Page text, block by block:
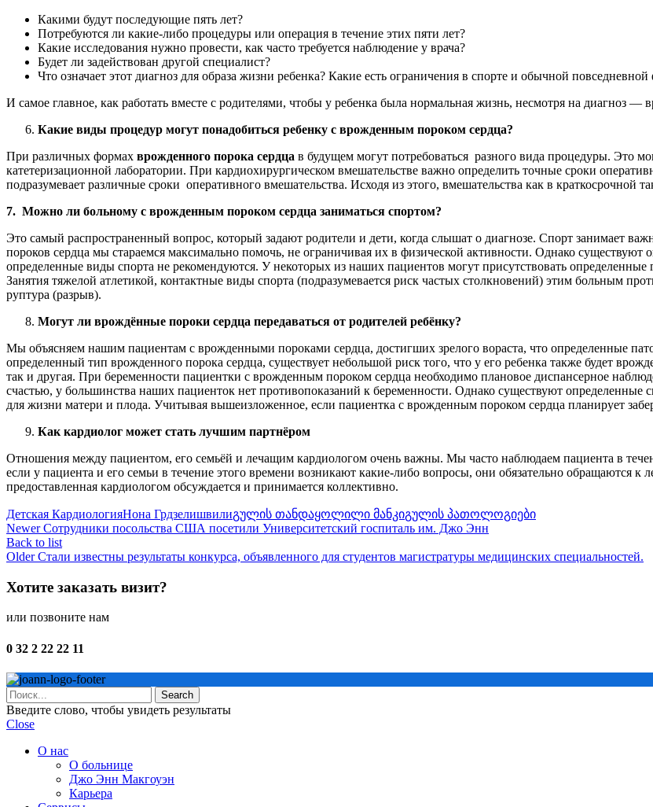
Какими будут последующие пять лет?
Потребуются ли какие-либо процедуры или операция в течение этих пяти лет?
Какие исследования нужно провести, как часто требуется наблюдение у врача?
Будет ли задействован другой специалист?
Что означает этот диагноз для образа жизни ребенка? Какие есть ограничения в спорте и обычной
И самое главное, как работать вместе с родителями, чтобы у ребенка была нормальная жизнь, несмотря на диагноз —
Какие виды процедур могут понадобиться ребенку с врожденным пороком сердца?
При различных формах врожденного порока сердца в будущем могут потребоваться разного вида процедуры. Это
катетеризационной лаборатории. При кардиохирургическом вмешательстве важно определить точные сроки
подразумевает различные сроки оперативного вмешательства. Исходя из этого, вмешательства как в краткосрочной
7. Можно ли больному с врожденным пороком сердца заниматься спортом?
Это самый распространенный вопрос, который задают родители и дети, когда слышат о диагнозе. Спорт занимает
пороков сердца мы стараемся максимально помочь, не ограничивая их в физической активности. Однако
определенные виды спорта не рекомендуются. У некоторых из наших пациентов могут присутствовать
Занятия тяжелой атлетикой, контактные виды спорта (подразумевается риск частых столкновений) этим больным
руптура (разрыв).
Могут ли врождённые пороки сердца передаваться от родителей ребёнку?
Мы объясняем нашим пациентам с врожденными пороками сердца, достигших зрелого вораста, что определенные
определенный тип врожденного порока сердца, существует небольшой риск того, что у его ребенка также будет
так и другая. При беременности пациентки с врожденным пороком сердца необходимо плановое диспансерное
счастью, у большинства наших пациенток нет противопоказаний к беременности. Однако существуют определенные
для жизни матери и плода. Учитывая вышеизложенное, если пациентка с врожденным пороком сердца планирует
Как кардиолог может стать лучшим партнёром
Отношения между пациентом, его семьёй и лечащим кардиологом очень важны. Мы часто наблюдаем пациента в
если у пациента и его семьи в течение этого времени возникают какие-либо вопросы, они обязательно обращаются
предоставленная кардиологом обсуждается и принимается коллективно.
Детская КардиологияНона Грдзелишвилиგულის თანდაყოლილი მანკიგულის პათოლოგიები
Newer Сотрудники посольства США посетили Университетский госпиталь им. Джо Энн
Back to list
Older Стали известны результаты конкурса, объявленного для студентов магистратуры медицинских специальностей.
Хотите заказать визит?
или позвоните нам
0 32 2 22 22 11
Search
Введите слово, чтобы увидеть результаты
Close
О нас
О больнице
Джо Энн Макгоуэн
Карьера